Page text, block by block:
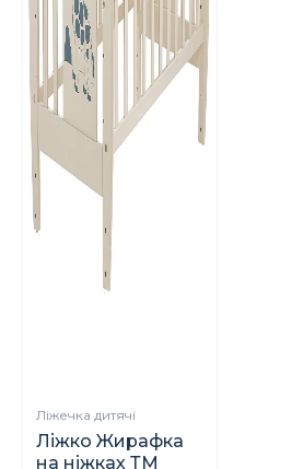
Ліжечка дитячі
Ліжко Жирафка
на ніжках ТМ